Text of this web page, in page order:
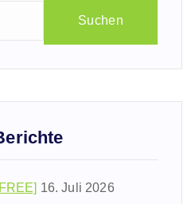
16. Juli 2026